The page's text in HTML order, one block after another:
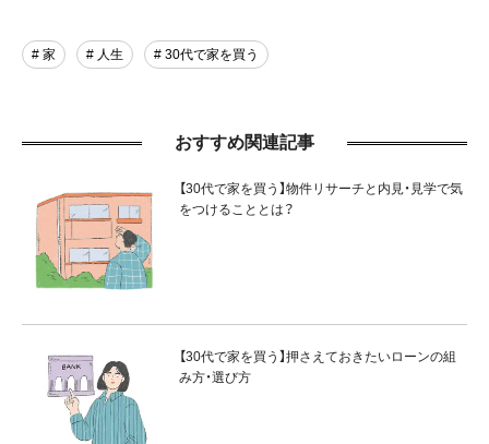
# 家 # 人生 # 30代で家を買う
おすすめ関連記事
【30代で家を買う】物件リサーチと内見・見学で気
をつけることとは？
【30代で家を買う】押さえておきたいローンの組
み方・選び方